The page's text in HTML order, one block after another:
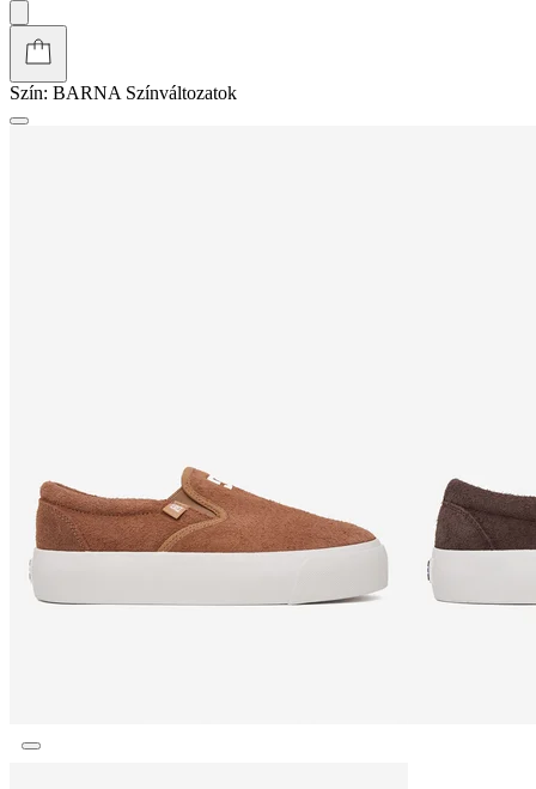
Szín: BARNA Színváltozatok